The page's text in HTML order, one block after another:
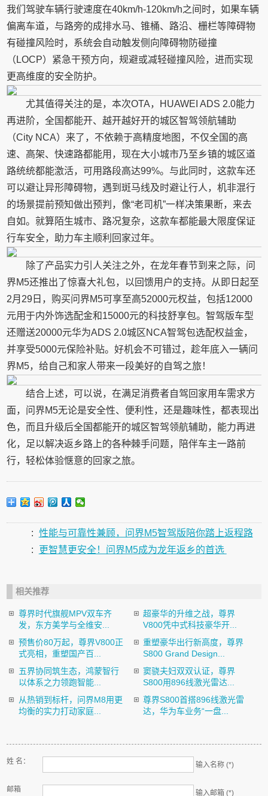
我们驾驶车辆行驶速度在40km/h-120km/h之间时，如果车辆
偏离车道，与路旁的成排水马、锥桶、路沿、栅栏等障碍物
有碰撞风险时，系统会自动触发侧向障碍物防碰撞
（LOCP）紧急干预方向，规避或减轻碰撞风险，进而实现
更高维度的安全防护。
尤其值得关注的是，本次OTA，HUAWEI ADS 2.0能力
再进阶，全国都能开、越开越好开的城区智驾领航辅助
（City NCA）来了，不依赖于高精度地图，不仅全国的高
速、高架、快速路都能用，现在大小城市乃至乡镇的城区道
路统统都能激活，可用路段高达99%。与此同时，这款车还
可以避让异形障碍物，遇到斑马线及时避让行人，机非混行
的场景提前预知做出预判，像“老司机”一样决策果断，来去
自如。就算陌生城市、路况复杂，这款车都能最大限度保证
行车安全，助力车主顺利回家过年。
除了产品实力引人关注之外，在龙年春节到来之际，问
界M5还推出了惊喜大礼包，以回馈用户的支持。从即日起至
2月29日，购买问界M5可享至高52000元权益，包括12000
元用于内外饰选配金和15000元的科技舒享包。智驾版车型
还赠送20000元华为ADS 2.0城区NCA智驾包选配权益金，
并享受5000元保险补贴。好机会不可错过，趁年底入一辆问
界M5，给自己和家人带来一段美好的自驾之旅！
结合上述，可以说，在满足消费者自驾回家用车需求方
面，问界M5无论是安全性、便利性，还是趣味性，都表现出
色，而且升级后全国都能开的城区智驾领航辅助，能力再进
化，足以解决返乡路上的各种棘手问题，陪伴车主一路前
行，轻松体验惬意的回家之旅。
: 性能与可靠性兼顾，问界M5智驾版陪你踏上返程路
:
更智慧更安全！问界M5成为龙年返乡的首选
相关推荐
尊界时代旗舰MPV双车齐
发，东方美学与全维安...
超豪华的升维之战，尊界
V800凭中式科技豪华开...
预售价80万起，尊界V800正
式亮相，重塑国产百...
重塑豪华出行新高度，尊界
S800 Grand Design...
五界协同筑生态，鸿蒙智行
以体系之力领跑智能...
窦骁夫妇双双认证，尊界
S800用896线激光雷达...
从热销到标杆，问界M8用更
均衡的实力打动家庭...
尊界S800首搭896线激光雷
达，华为车业务“一盘...
姓 名： 输入名称 (*)
邮箱 输入邮箱 (*)